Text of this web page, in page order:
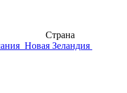
Страна
Новая Зеландия